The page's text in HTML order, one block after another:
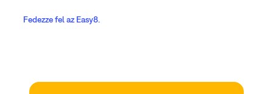
Fedezze fel az Easy8.